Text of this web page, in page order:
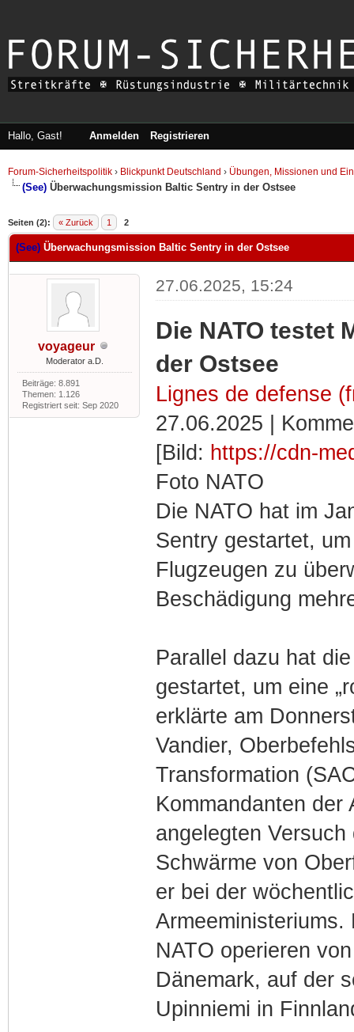
Hallo, Gast! Anmelden Registrieren
Forum-Sicherheitspolitik › Blickpunkt Deutschland › Übungen, Missionen und
(See) Überwachungsmission Baltic Sentry in der Ostsee
Seiten (2): « Zurück 1 2
(See) Überwachungsmission Baltic Sentry in der Ostsee
voyageur
Moderator a.D.
Beiträge: 8.891
Themen: 1.126
Registriert seit: Sep 2020
27.06.2025, 15:24
Die NATO testet
der Ostsee
Lignes de defense
27.06.2025 |
[Bild: https://cdn-
Foto NATO
Die NATO hat im
Sentry gestartet,
Flugzeugen zu
Beschädigung
Parallel dazu hat
gestartet, um eine
erklärte am
Vandier,
Transformation
Kommandanten der
angelegten
Schwärme von
er bei der
Armeeministeriums.
NATO operieren
Dänemark, auf der
Upinniemi in